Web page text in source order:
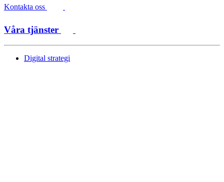
Kontakta oss
Våra tjänster
Digital strategi